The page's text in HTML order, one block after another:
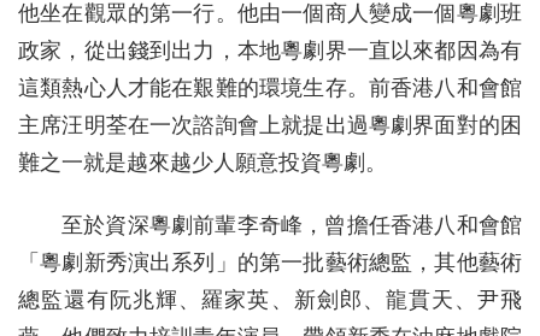
他坐在觀眾的第一行。他由一個商人變成一個粵劇班
政家，從出錢到出力，本地粵劇界一直以來都因為有
這類熱心人才能在艱難的環境生存。前香港八和會館
主席汪明荃在一次諮詢會上就提出過粵劇界面對的困
難之一就是越來越少人願意投資粵劇。
至於資深粵劇前輩李奇峰，曾擔任香港八和會館
「粵劇新秀演出系列」的第一批藝術總監，其他藝術
總監還有阮兆輝、羅家英、新劍郎、龍貫天、尹飛